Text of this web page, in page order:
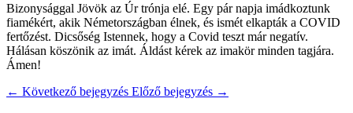
Bizonysággal Jövök az Úr trónja elé. Egy pár napja imádkoztunk
fiamékért, akik Németországban élnek, és ismét elkapták a COVID
fertőzést. Dicsőség Istennek, hogy a Covid teszt már negatív.
Hálásan köszönik az imát. Áldást kérek az imakör minden tagjára.
Ámen!
← Következő bejegyzés Előző bejegyzés →